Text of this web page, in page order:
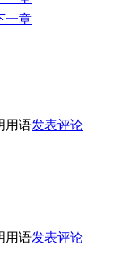
一章
用语发表评论
用语发表评论